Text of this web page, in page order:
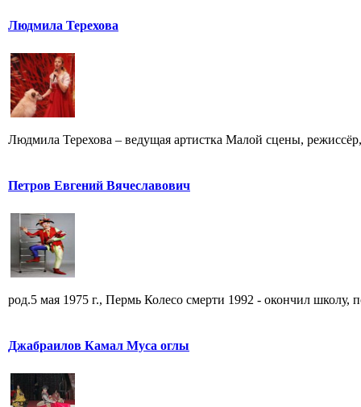
Людмила Терехова
Людмила Терехова – ведущая артистка Малой сцены,
Петров Евгений Вячеславович
род.5 мая 1975 г., Пермь Колесо смерти 1992 - окончил школу,
Джабраилов Камал Муса оглы